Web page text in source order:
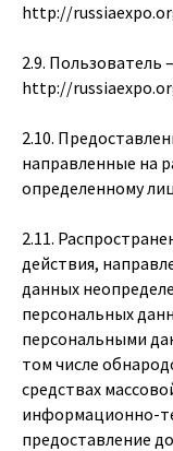
http://
2.9. Пользователь
http://
2.10.
направленные на
определенному
2.11.
действия,
данных
персональных
персональными
том числе
средствах
информационно-
предоставление